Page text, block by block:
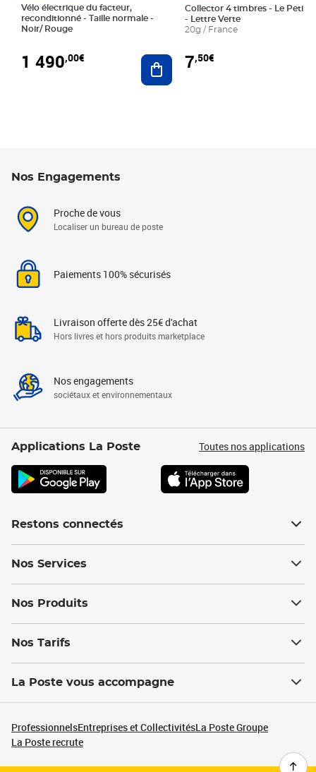
Vélo électrique du facteur,
reconditionné - Taille normale -
Noir/ Rouge
1 490,00€ Ajouter au panier
Collector 4 timbres - Le Petit
- Lettre Verte
20g / France
7,50€
Nos Engagements
Proche de vous
Localiser un bureau de poste
Paiements 100% sécurisés
Livraison offerte dès 25€ d'achat
Hors livres et hors produits marketplace
Nos engagements
sociétaux et environnementaux
Applications La Poste Toutes nos applications
Restons connectés
Nos Services
Nos Produits
Nos Tarifs
La Poste vous accompagne
ProfessionnelsEntreprises et CollectivitésLa Poste Groupe
La Poste recrute